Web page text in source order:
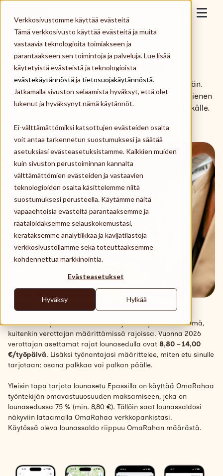
Verkkosivustomme käyttää evästeitä
Tämä verkkosivusto käyttää evästeitä ja muita
vastaavia teknologioita toimiakseen ja
parantaakseen sen toimintoja ja palveluja. Lue lisää
käytetyistä evästeistä ja teknologioista
evästekäytännöstä ja tietosuojakäytännöstä.
Jatkamalla sivuston selaamista hyväksyt, että olet
lukenut ja hyväksynyt nämä käytännöt.
Ei-välttämättömiksi katsottujen evästeiden osalta
voit antaa tarkennetun suostumuksesi ja säätää
asetuksiasi evästeasetuksistamme. Kaikkien muiden
kuin sivuston perustoiminnan kannalta
välttämättömien evästeiden ja vastaavien
teknologioiden osalta käsittelemme niitä
suostumuksesi perusteella. Käytämme näitä
vapaaehtoisia evästeitä parantaaksemme ja
räätälöidäksemme selauskokemustasi,
kerätäksemme analytiikkaa ja kävijätilastoja
verkkosivustollamme sekä toteuttaaksemme
kohdennettua markkinointia.
Evästeasetukset
Hyväksy Hylkää
Skip to content
Työnantaja
Työntekijä
Palveluntarjoaja
Meistä
Kirjaudu
Tilaa Epassi
Käyttöpaikat
Tuki
Etusivu > Näin käytät lounasetua.
Näin käytät lounasetua.
Lounasetu rakentaa hyvinvointia jokaiseen päivään.
Arjen kiireiden keskellä lounasetu mahdollistaa pienen
hengähdystauon, jonka vaikutukset ulottuvat pitkälle.
Miten lounasetu toimii?
Lounasedun päivittäinen arvo on työnantajasi määrittämä,
kuitenkin verottajan määrittämissä rajoissa. Vuonna 2026
verottajan asettamat rajat lounasedulla ovat 8,80 – 14,00
€/työpäivä. Lisäksi työnantajasi määrittelee, miten etu sinulle
tarjotaan: osana palkkaa vai palkan päälle.
Yleisin tapa tarjota lounasetu Epassilla on käyttää OmaRahaa
työntekijän omavastuuosuuden maksamiseen, joka on
lounasedussa 75 % (min. 8,80 €). Tällöin saat lounassaldosi
näkyviin lataamalla OmaRahaa verkkopankistasi.
Käytössä oleva lounassaldo riippuu OmaRahan määrästä.